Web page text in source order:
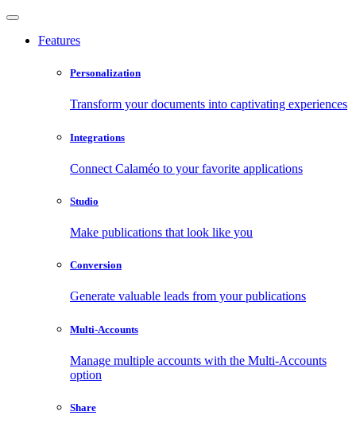
Features
Personalization
Transform your documents into captivating experiences
Integrations
Connect Calaméo to your favorite applications
Studio
Make publications that look like you
Conversion
Generate valuable leads from your publications
Multi-Accounts
Manage multiple accounts with the Multi-Accounts
option
Share